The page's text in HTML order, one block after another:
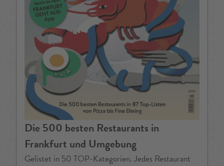
Die 500 besten Restaurants in
Frankfurt und Umgebung
Gelistet in 50 TOP-Kategorien. Jedes Restaurant